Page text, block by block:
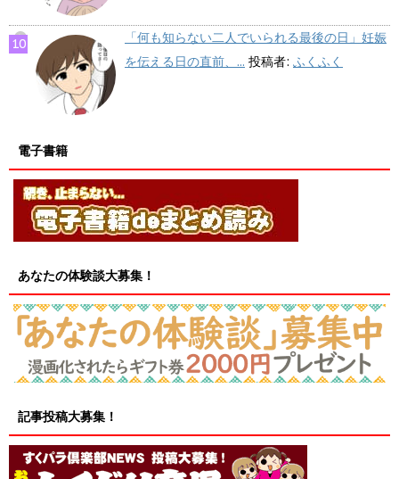
「何も知らない二人でいられる最後の日」妊娠
を伝える日の直前、... 投稿者: ふくふく
電子書籍
あなたの体験談大募集！
記事投稿大募集！